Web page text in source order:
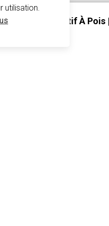
Sac à dos
Personnalisé Motif À
utilisation.